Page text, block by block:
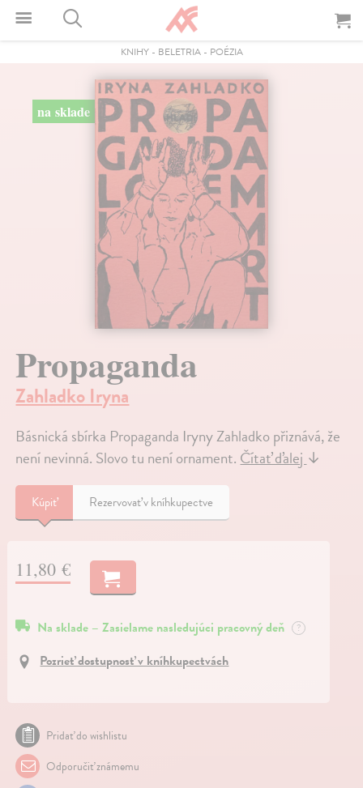
KNIHY- BELETRIA- POÉZIA
na sklade
Propaganda
Zahladko Iryna
Básnická sbírka Propaganda Iryny Zahladko přiznává, že
není nevinná. Slovo tu není ornament.Čítať ďalej↓
Kúpiť Rezervovať v kníhkupectve
11,80 €
Na sklade – Zasielame nasledujúci pracovný deň ?
Pozrieť dostupnosť v kníhkupectvách
Pridať do wishlistu
Odporučiť známemu